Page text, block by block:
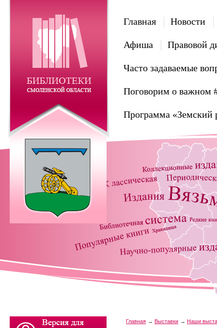
Главная Новости
Афиша Правовой
Часто задаваемые
Поговорим о важном
Программа «Земский
Главная Выставки Наши